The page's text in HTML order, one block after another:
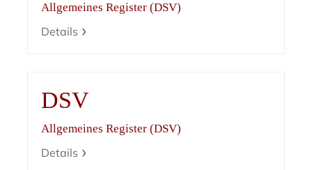
Allgemeines Register (DSV)
Details
DSV
Allgemeines Register (DSV)
Details